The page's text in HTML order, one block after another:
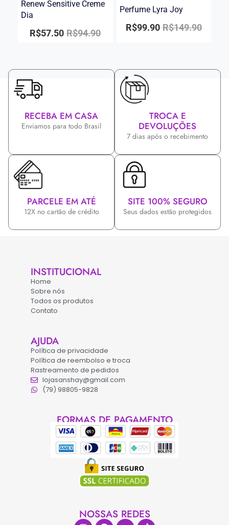
Renew Sensitive Creme
Dia
R$94.90
R$57.50
Perfume Lyra Joy
R$149.90
R$99.90
RECEBA EM CASA
Enviamos para todo Brasil
TROCA E
DEVOLUÇÕES
7 dias após o recebimento
PARCELE EM ATÉ
12X no cartão de crédito
SITE 100% SEGURO
Seus dados estão protegidos
INSTITUCIONAL
Home
Sobre nós
Todos os produtos
Contato
AJUDA
Política de privacidade
Política de reembolso e troca
Rastreamento de pedidos
lojasanshay@gmail.com
(79) 98805-9828
FORMAS DE PAGAMENTO
NOSSAS REDES